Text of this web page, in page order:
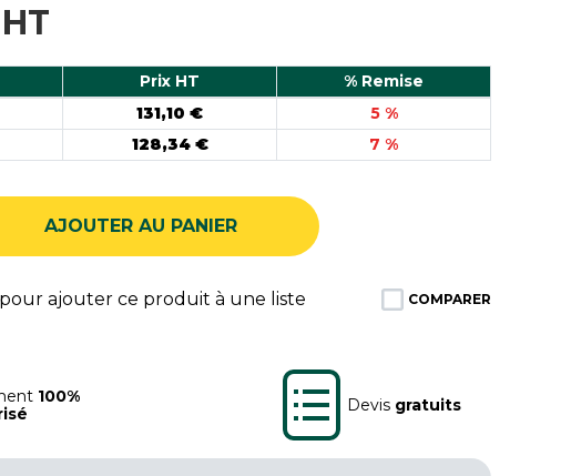
Prix HT
% Remise
131,10 €
5 %
128,34 € 7 %
AJOUTER AU PANIER
ajouter ce produit à une liste COMPARER
100%
Devis gratuits